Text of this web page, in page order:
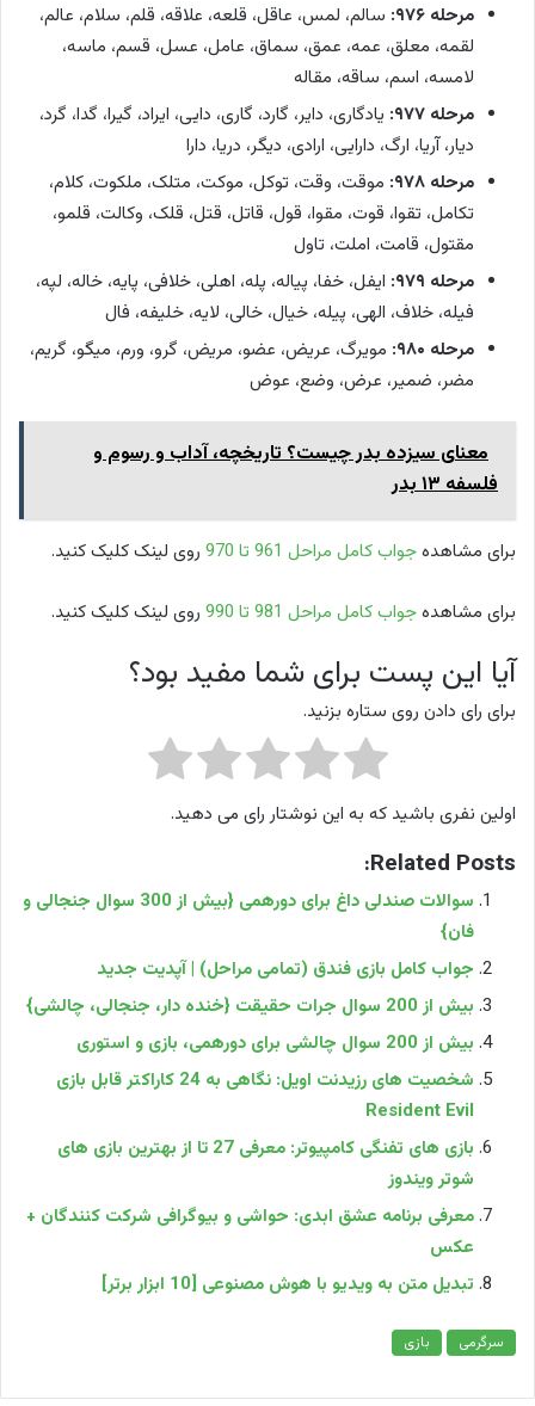
مرحله ۹۷۶:
سالم، لمس، عاقل، قلعه، علاقه، قلم، سلام، عالم،
لقمه، معلق، عمه، عمق، سماق، عامل، عسل، قسم، ماسه،
لامسه، اسم، ساقه، مقاله
مرحله ۹۷۷:
یادگاری، دایر، گارد، گاری، دایی، ایراد، گیرا، گدا، گرد،
دیار، آریا، ارگ، دارایی، ارادی، دیگر، دریا، دارا
مرحله ۹۷۸:
موقت، وقت، توکل، موکت، متلک، ملکوت، کلام،
تکامل، تقوا، قوت، مقوا، قول، قاتل، قتل، قلک، وکالت، قلمو،
مقتول، قامت، املت، تاول
مرحله ۹۷۹:
ایفل، خفا، پیاله، پله، اهلی، خلافی، پایه، خاله، لپه،
فیله، خلاف، الهی، پیله، خیال، خالی، لایه، خلیفه، فال
مرحله ۹۸۰:
مویرگ، عریض، عضو، مریض، گرو، ورم، میگو، گریم،
مضر، ضمیر، عرض، وضع، عوض
معنای سیزده بدر چیست؟ تاریخچه، آداب و رسوم و
فلسفه ۱۳ بدر
برای مشاهدهجواب کامل مراحل 961 تا 970 روی لینک کلیک کنید.
برای مشاهدهجواب کامل مراحل 981 تا 990 روی لینک کلیک کنید.
آیا این پست برای شما مفید بود؟
برای رای دادن روی ستاره بزنید.
اولین نفری باشید که به این نوشتار رای می دهید.
Related Posts:
سوالات صندلی داغ برای دورهمی {بیش از 300 سوال جنجالی و
فان}
جواب کامل بازی فندق (تمامی مراحل) | آپدیت جدید
بیش از 200 سوال جرات حقیقت {خنده دار، جنجالی، چالشی}
بیش از 200 سوال چالشی برای دورهمی، بازی و استوری
شخصیت های رزیدنت اویل: نگاهی به 24 کاراکتر قابل بازی
Resident Evil
بازی های تفنگی کامپیوتر: معرفی 27 تا از بهترین بازی‌ های
شوتر ویندوز
معرفی برنامه عشق ابدی: حواشی و بیوگرافی شرکت کنندگان +
عکس
تبدیل متن به ویدیو با هوش مصنوعی [10 ابزار برتر]
سرگرمی بازی